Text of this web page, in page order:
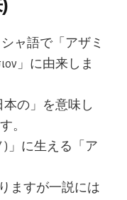
ャ語で「アザミ
」に由来しま
本の」を意味し
。
)」に生える「ア
ますが一説には